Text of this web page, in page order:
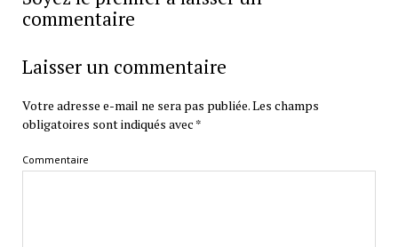
commentaire
Laisser un commentaire
Votre adresse e-mail ne sera pas publiée.Les champs
obligatoires sont indiqués avec *
Commentaire